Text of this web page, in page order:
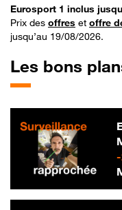
Eurosport 1 inclus
Prix des offres et offre
jusqu’au 19/08/2026.
Les bons
-